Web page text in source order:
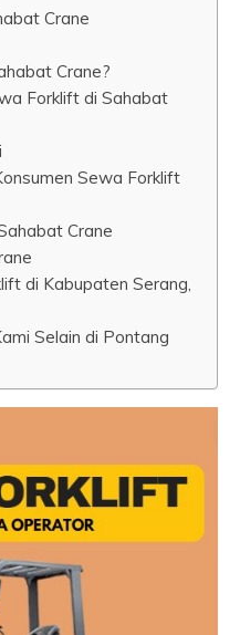
Crane
Crane?
Forklift di Sahabat
Sewa Forklift
Crane
di Kabupaten Serang,
Selain di Pontang